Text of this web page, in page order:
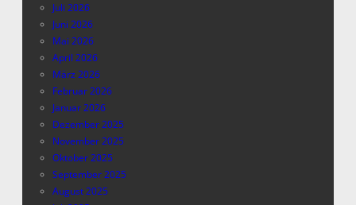
Juli 2026
Juni 2026
Mai 2026
April 2026
März 2026
Februar 2026
Januar 2026
Dezember 2025
November 2025
Oktober 2025
September 2025
August 2025